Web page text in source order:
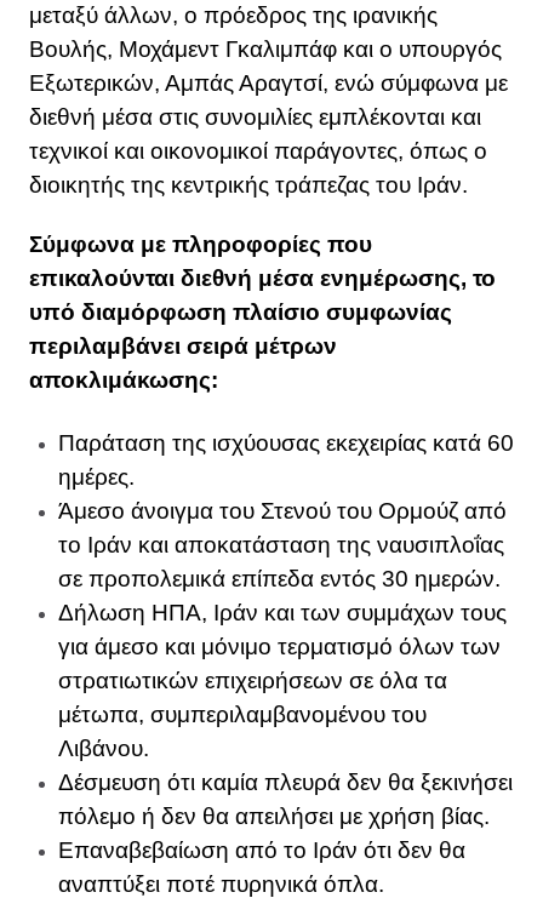
μεταξύ άλλων, ο πρόεδρος της ιρανικής
Βουλής, Μοχάμεντ Γκαλιμπάφ και ο υπουργός
Εξωτερικών, Αμπάς Αραγτσί, ενώ σύμφωνα με
διεθνή μέσα στις συνομιλίες εμπλέκονται και
τεχνικοί και οικονομικοί παράγοντες, όπως ο
διοικητής της κεντρικής τράπεζας του Ιράν.
Σύμφωνα με πληροφορίες που
επικαλούνται διεθνή μέσα ενημέρωσης, το
υπό διαμόρφωση πλαίσιο συμφωνίας
περιλαμβάνει σειρά μέτρων
αποκλιμάκωσης:
Παράταση της ισχύουσας εκεχειρίας κατά 60
ημέρες.
Άμεσο άνοιγμα του Στενού του Ορμούζ από
το Ιράν και αποκατάσταση της ναυσιπλοΐας
σε προπολεμικά επίπεδα εντός 30 ημερών.
Δήλωση ΗΠΑ, Ιράν και των συμμάχων τους
για άμεσο και μόνιμο τερματισμό όλων των
στρατιωτικών επιχειρήσεων σε όλα τα
μέτωπα, συμπεριλαμβανομένου του
Λιβάνου.
Δέσμευση ότι καμία πλευρά δεν θα ξεκινήσει
πόλεμο ή δεν θα απειλήσει με χρήση βίας.
Επαναβεβαίωση από το Ιράν ότι δεν θα
αναπτύξει ποτέ πυρηνικά όπλα.